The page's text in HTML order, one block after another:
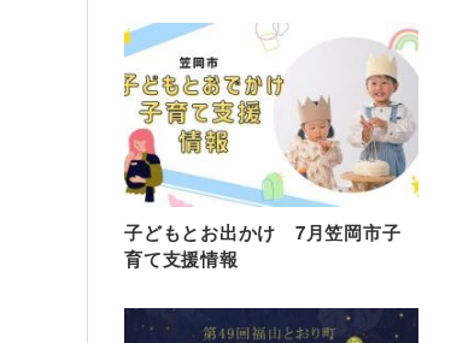
子どもとお出かけ 7月笠岡市子
育て支援情報